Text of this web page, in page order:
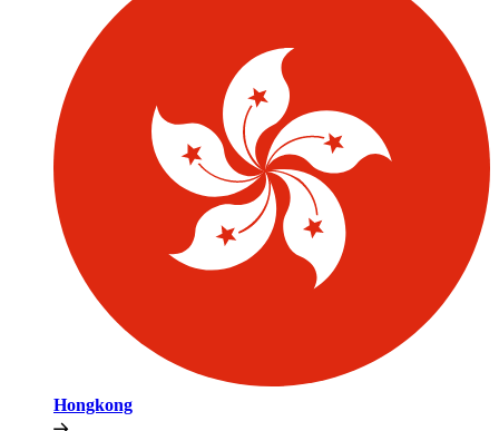
Hongkong​​